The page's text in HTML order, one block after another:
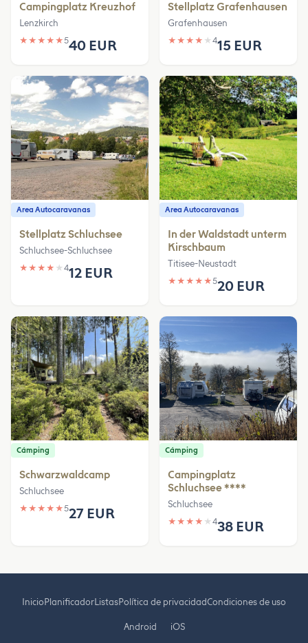
Campingplatz Kreuzhof
Lenzkirch
★ ★ ★ ★ ★540 EUR
Stellplatz Grafenhausen
Grafenhausen
★ ★ ★ ★ ★ 415 EUR
Area Autocaravanas
Stellplatz Schluchsee
Schluchsee-Schluchsee
★ ★ ★ ★ ★ 412 EUR
Area Autocaravanas
In der Waldstadt unterm
Kirschbaum
Titisee-Neustadt
★ ★ ★ ★ ★520 EUR
Cámping
Schwarzwaldcamp
Schluchsee
★ ★ ★ ★ ★527 EUR
Cámping
Campingplatz
Schluchsee ****
Schluchsee
★ ★ ★ ★ ★ 438 EUR
Inicio PlanificadorListasPolítica de privacidadCondiciones de uso
Android iOS